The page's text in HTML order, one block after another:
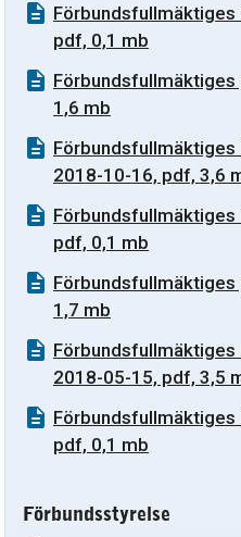
pdf, 0,1 mb
1,6 mb
2018-10-16, pdf, 3,6
pdf, 0,1 mb
1,7 mb
2018-05-15, pdf, 3,5
pdf, 0,1 mb
Förbundsstyrelse